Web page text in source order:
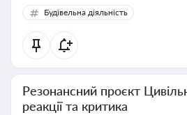
Будівельна діяльність
Резонансний проєкт
реакції та критика